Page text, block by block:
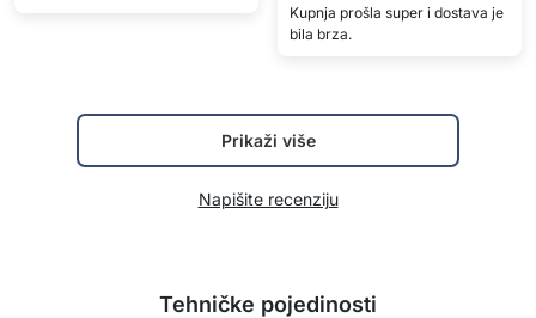
Kupnja prošla super i dostava je
bila brza.
Prikaži više
Napišite recenziju
Tehničke pojedinosti